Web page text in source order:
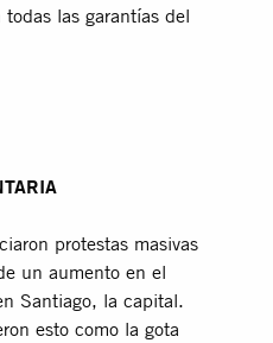
las garantías del
protestas masivas
un aumento en el
Santiago, la capital.
esto como la gota